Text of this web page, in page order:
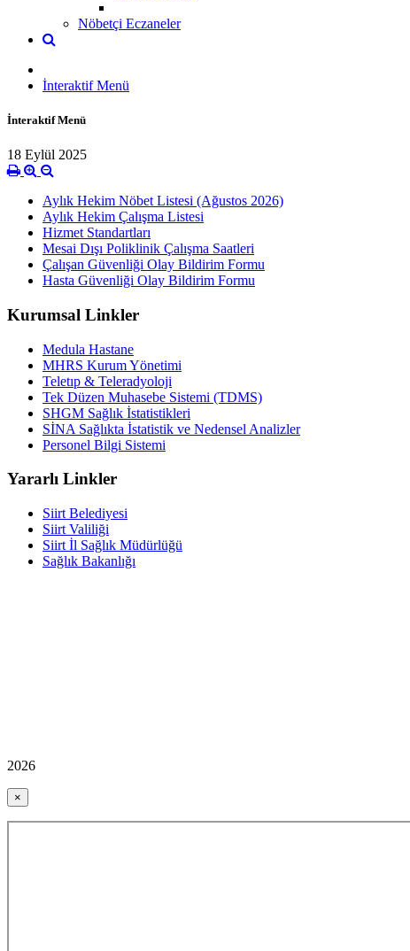
Nöbetçi Eczaneler
İnteraktif Menü
İnteraktif Menü
18 Eylül 2025
Aylık Hekim Nöbet Listesi (Ağustos 2026)
Aylık Hekim Çalışma Listesi
Hizmet Standartları
Mesai Dışı Poliklinik Çalışma Saatleri
Çalışan Güvenliği Olay Bildirim Formu
Hasta Güvenliği Olay Bildirim Formu
Kurumsal Linkler
Medula Hastane
MHRS Kurum Yönetimi
Teletıp & Teleradyoloji
Tek Düzen Muhasebe Sistemi (TDMS)
SHGM Sağlık İstatistikleri
SİNA Sağlıkta İstatistik ve Nedensel Analizler
Personel Bilgi Sistemi
Yararlı Linkler
Siirt Belediyesi
Siirt Valiliği
Siirt İl Sağlık Müdürlüğü
Sağlık Bakanlığı
2026
×